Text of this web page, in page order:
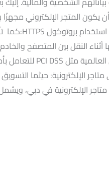
المتجر الإلكتروني مجهزًا
النقل بين المتصفح والخادم.
الإلكترونية: حيثما
الإلكترونية في دبي،